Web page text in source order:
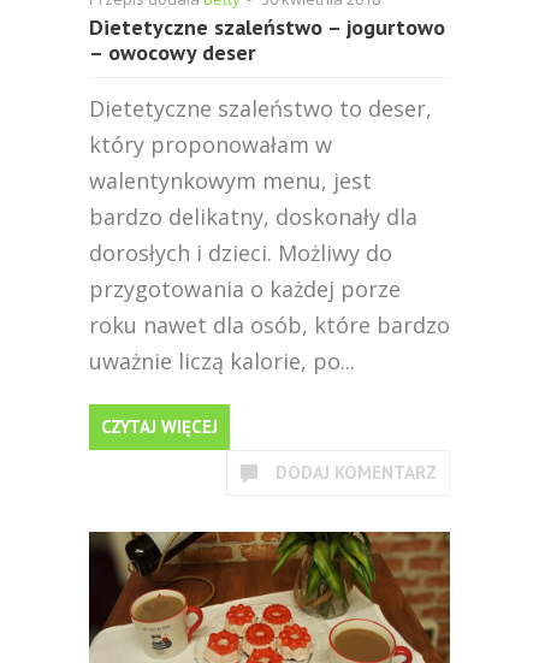
Dietetyczne szaleństwo – jogurtowo
– owocowy deser
Dietetyczne szaleństwo to deser,
który proponowałam w
walentynkowym menu, jest
bardzo delikatny, doskonały dla
dorosłych i dzieci. Możliwy do
przygotowania o każdej porze
roku nawet dla osób, które bardzo
uważnie liczą kalorie, po...
CZYTAJ WIĘCEJ
DODAJ KOMENTARZ